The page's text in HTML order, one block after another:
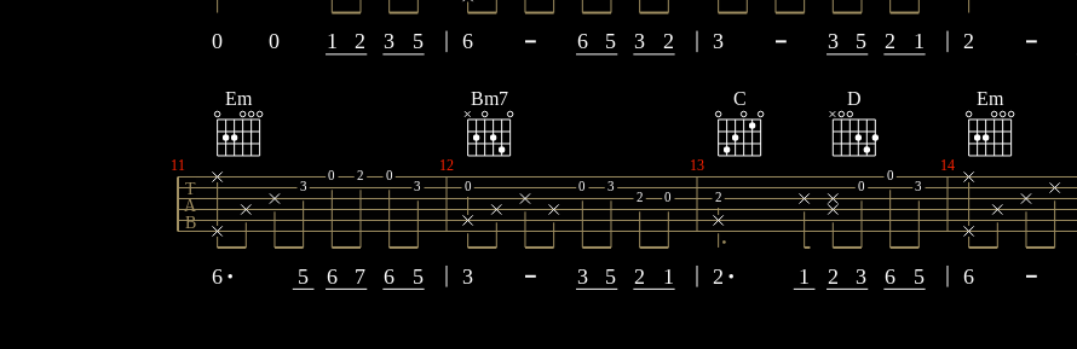
0 0 1 2 3 5 6 6 5 3 2 3 3 5 2 1 2
11
T
A
B
3
0 2 0
3
Em
6 5 6 7 6 5
12
0 0 3
2 0
Bm7
3 3 5 2 1
13
2
0
0
3
C D
2 1 2 3 6 5
14
Em
6